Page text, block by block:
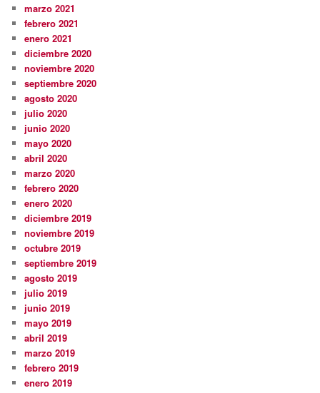
marzo 2021
febrero 2021
enero 2021
diciembre 2020
noviembre 2020
septiembre 2020
agosto 2020
julio 2020
junio 2020
mayo 2020
abril 2020
marzo 2020
febrero 2020
enero 2020
diciembre 2019
noviembre 2019
octubre 2019
septiembre 2019
agosto 2019
julio 2019
junio 2019
mayo 2019
abril 2019
marzo 2019
febrero 2019
enero 2019